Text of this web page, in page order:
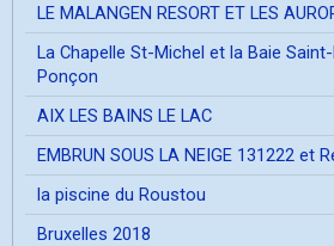
LE MALANGEN RESORT ET LES
La Chapelle St-Michel et la Baie
Ponçon
AIX LES BAINS LE LAC
EMBRUN SOUS LA NEIGE 131222 et
la piscine du Roustou
Bruxelles 2018